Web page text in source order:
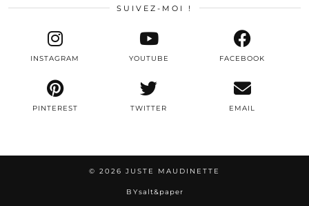
SUIVEZ-MOI !
TWITTER
INSTAGRAM FACEBOOK
PINTEREST
YOUTUBE
EMAIL
© 2026 JUSTE MAUDINETTE
BYsalt&paper